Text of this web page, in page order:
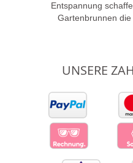
Entspannung
Gartenbrunnen die
UNSERE